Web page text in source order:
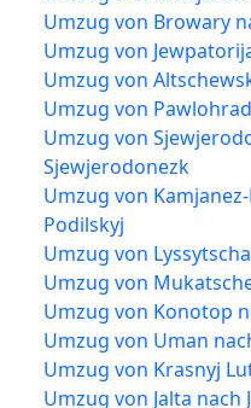
Umzug von Browary
Umzug von
Umzug von
Umzug von
Umzug von
Sjewjerodonezk
Umzug von
Podilskyj
Umzug von
Umzug von
Umzug von Konotop
Umzug von Uman
Umzug von Krasnyj
Umzug von Jalta nach